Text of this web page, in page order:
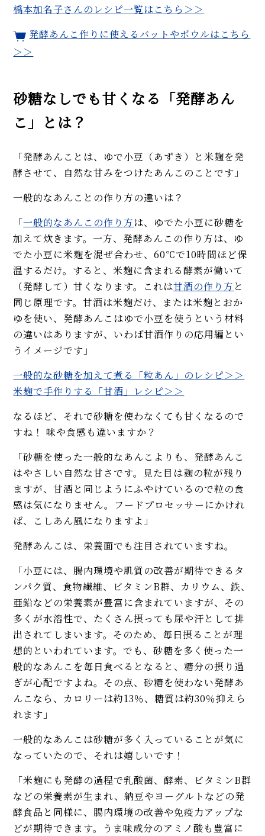
橋本加名子さんのレシピ一覧はこちら＞＞
発酵あんこ作りに使えるバットやボウルはこちら
＞＞
砂糖なしでも甘くなる「発酵あん
こ」とは？
「発酵あんことは、ゆで小豆（あずき）と米麹を発
酵させて、自然な甘みをつけたあんこのことです」
一般的なあんことの作り方の違いは？
「一般的なあんこの作り方は、ゆでた小豆に砂糖を
加えて炊きます。一方、発酵あんこの作り方は、ゆ
でた小豆に米麹を混ぜ合わせ、60℃で10時間ほど保
温するだけ。すると、米麹に含まれる酵素が働いて
（発酵して）甘くなります。これは甘酒の作り方 と
同じ原理です。甘酒は米麹だけ、または米麹とおか
ゆを使い、発酵あんこはゆで小豆を使うという材料
の違いはありますが、いわば甘酒作りの応用編とい
うイメージです」
一般的な砂糖を加えて煮る「粒あん」のレシピ＞＞
米麹で手作りする「甘酒」レシピ＞＞
なるほど、それで砂糖を使わなくても甘くなるので
すね！ 味や食感も違いますか？
「砂糖を使った一般的なあんこよりも、発酵あんこ
はやさしい自然な甘さです。見た目は麹の粒が残り
ますが、甘酒と同じようにふやけているので粒の食
感は気になりません。フードプロセッサーにかけれ
ば、こしあん風になりますよ」
発酵あんこは、栄養面でも注目されていますね。
「小豆には、腸内環境や肌質の改善が期待できるタ
ンパク質、食物繊維、ビタミンB群、カリウム、鉄、
亜鉛などの栄養素が豊富に含まれていますが、その
多くが水溶性で、たくさん摂っても尿や汗として排
出されてしまいます。そのため、毎日摂ることが理
想的といわれています。でも、砂糖を多く使った一
般的なあんこを毎日食べるとなると、糖分の摂り過
ぎが心配ですよね。その点、砂糖を使わない発酵あ
んこなら、カロリーは約13％、糖質は約30％抑えら
れます」
一般的なあんこは砂糖が多く入っていることが気に
なっていたので、それは嬉しいです！
「米麹にも発酵の過程で乳酸菌、酵素、ビタミンB群
などの栄養素が生まれ、納豆やヨーグルトなどの発
酵食品と同様に、腸内環境の改善や免疫力アップな
どが期待できます。うま味成分のアミノ酸も豊富に
MORE